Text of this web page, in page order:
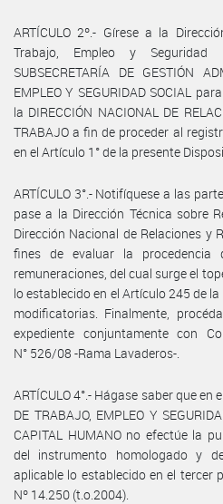
ARTÍCULO 2º.- Gírese a la
Trabajo, Empleo y Seguridad
SUBSECRETARÍA DE GESTIÓN
EMPLEO Y SEGURIDAD SOCIAL
la DIRECCIÓN NACIONAL DE
TRABAJO a fin de proceder al
en el Artículo 1° de la presente
ARTÍCULO 3°.- Notifíquese a las
pase a la Dirección Técnica sobre
Dirección Nacional de Relaciones y
fines de evaluar la
remuneraciones, del cual surge el
lo establecido en el Artículo 245 de
modificatorias. Finalmente,
expediente conjuntamente con
N° 526/08 -Rama Lavaderos-.
ARTÍCULO 4°.- Hágase saber que en
DE TRABAJO, EMPLEO Y
CAPITAL HUMANO no efectúe la
del instrumento homologado y
aplicable lo establecido en el tercer
Nº 14.250 (t.o.2004).